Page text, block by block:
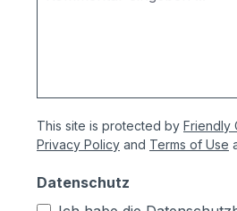
en (Angaben vom
sendzimierverzinktem
zusätzlich hoher
This site is protected by Friendly
Privacy Policy and Terms of Use
Datenschutz